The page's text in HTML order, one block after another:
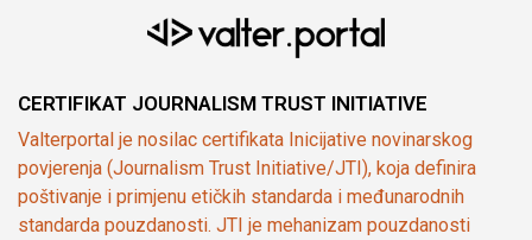
CERTIFIKAT JOURNALISM TRUST INITIATIVE
Valterportal je nosilac certifikata Inicijative novinarskog
povjerenja (Journalism Trust Initiative/JTI), koja definira
poštivanje i primjenu etičkih standarda i međunarodnih
standarda pouzdanosti. JTI je mehanizam pouzdanosti